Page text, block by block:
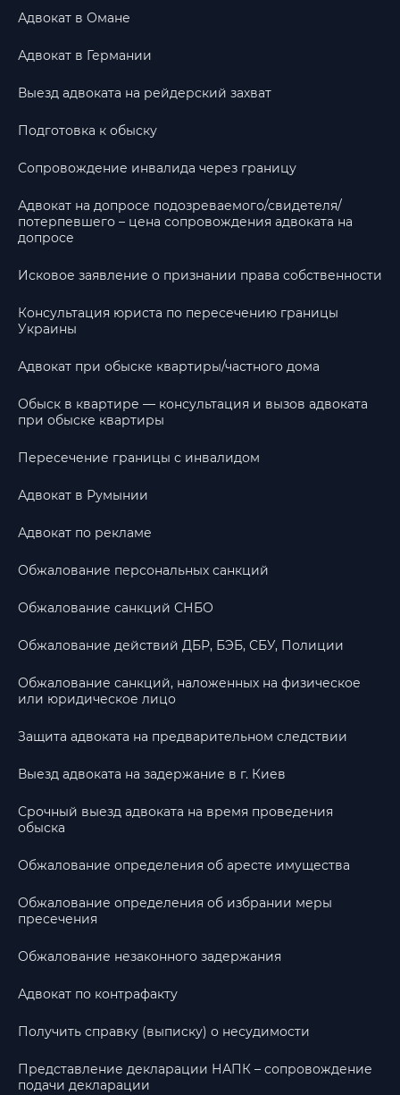
Адвокат в Омане
Адвокат в Германии
Выезд адвоката на рейдерский захват
Подготовка к обыску
Сопровождение инвалида через границу
Адвокат на допросе подозреваемого/свидетеля/
потерпевшего – цена сопровождения адвоката на
допросе
Исковое заявление о признании права собственности
Консультация юриста по пересечению границы
Украины
Адвокат при обыске квартиры/частного дома
Обыск в квартире — консультация и вызов адвоката
при обыске квартиры
Пересечение границы с инвалидом
Адвокат в Румынии
Адвокат по рекламе
Обжалование персональных санкций
Обжалование санкций СНБО
Обжалование действий ДБР, БЭБ, СБУ, Полиции
Обжалование санкций, наложенных на физическое
или юридическое лицо
Защита адвоката на предварительном следствии
Выезд адвоката на задержание в г. Киев
Срочный выезд адвоката на время проведения
обыска
Обжалование определения об аресте имущества
Обжалование определения об избрании меры
пресечения
Обжалование незаконного задержания
Адвокат по контрафакту
Получить справку (выписку) о несудимости
Представление декларации НАПК – сопровождение
подачи декларации